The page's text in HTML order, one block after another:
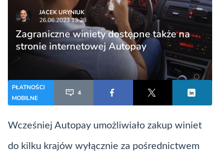
JACEK URYNIUK
26.06.2023 13:28
Zagraniczne winiety dostępne także na
stronie internetowej Autopay
PŁATNOŚCI
MOBILNE
4
Wcześniej Autopay umożliwiało zakup winiet
do kilku krajów wyłącznie za pośrednictwem